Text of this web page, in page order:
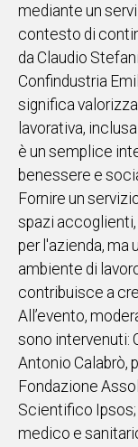
mediante un
contesto di
da Claudio
Confindustria
significa
lavorativa,
è un semplice
benessere e
Fornire un
spazi
per l'azienda, ma
ambiente di
contribuisce a
All’evento,
sono intervenuti:
Antonio Calabrò,
Fondazione
Scientifico
medico e